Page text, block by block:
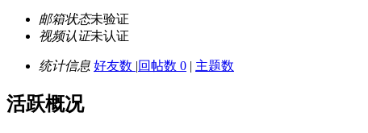
邮箱状态未验证
视频认证未认证
统计信息 好友数 |回帖数 0 | 主题数
活跃概况